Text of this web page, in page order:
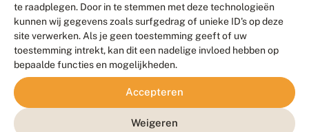
te raadplegen. Door in te stemmen met deze technologieën
kunnen wij gegevens zoals surfgedrag of unieke ID's op deze
site verwerken. Als je geen toestemming geeft of uw
toestemming intrekt, kan dit een nadelige invloed hebben op
bepaalde functies en mogelijkheden.
Accepteren
Weigeren
Contact
Veelgestelde vragen
Meld waarnemingen© 2026 Vlinderstichting
Duurzaam ontwikkeld door
Go2People
, ontworpen door
Blue Field Agency
Privacy
Disclaimer
Sitemap